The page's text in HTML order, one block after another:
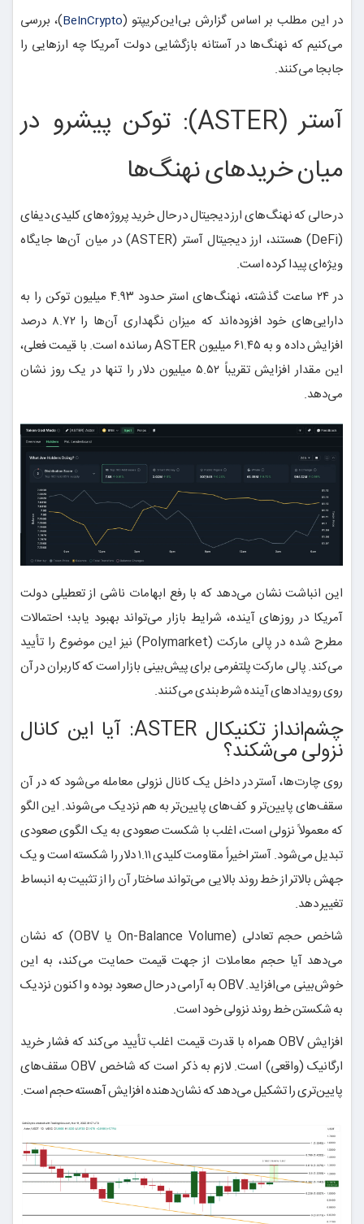
در این مطلب بر اساس گزارش بی‌این‌کریپتو (BeInCrypto)، بررسی
می‌کنیم که نهنگ‌ها در آستانه بازگشایی دولت آمریکا چه ارزهایی را
جابجا می‌کنند.
آستر (ASTER): توکن پیشرو در
میان خریدهای نهنگ‌ها
در حالی که نهنگ‌های ارز دیجیتال در حال خرید پروژه‌های کلیدی دیفای
(DeFi) هستند، ارز دیجیتال آستر (ASTER) در میان آن‌ها جایگاه
ویژه‌ای پیدا کرده است.
در ۲۴ ساعت گذشته، نهنگ‌های استر حدود ۴.۹۳ میلیون توکن را به
دارایی‌های خود افزوده‌اند که میزان نگهداری آن‌ها را ۸.۷۲ درصد
افزایش داده و به ۶۱.۴۵ میلیون ASTER رسانده است. با قیمت فعلی،
این مقدار افزایش تقریباً ۵.۵۲ میلیون دلار را تنها در یک روز نشان
می‌دهد.
این انباشت نشان می‌دهد که با رفع ابهامات ناشی از تعطیلی دولت
آمریکا در روزهای آینده، شرایط بازار می‌تواند بهبود یابد؛ احتمالات
مطرح شده در پالی مارکت (Polymarket) نیز این موضوع را تأیید
می‌کند. پالی مارکت پلتفرمی برای پیش‌بینی بازار است که کاربران در آن
روی رویدادهای آینده شرط‌بندی می‌کنند.
چشم‌انداز تکنیکال ASTER: آیا این کانال
نزولی می‌شکند؟
روی چارت‌ها، آستر در داخل یک کانال نزولی معامله می‌شود که در آن
سقف‌های پایین‌تر و کف‌های پایین‌تر به هم نزدیک می‌شوند. این الگو
که معمولاً نزولی است، اغلب با شکست صعودی به یک الگوی صعودی
تبدیل می‌شود. آستر اخیراً مقاومت کلیدی ۱.۱۱ دلار را شکسته است و یک
جهش بالاتر از خط روند بالایی می‌تواند ساختار آن را از تثبیت به انبساط
تغییر دهد.
شاخص حجم تعادلی (On-Balance Volume یا OBV) که نشان
می‌دهد آیا حجم معاملات از جهت قیمت حمایت می‌کند، به این
خوش‌بینی می‌افزاید. OBV به آرامی در حال صعود بوده و اکنون نزدیک
به شکستن خط روند نزولی خود است.
افزایش OBV همراه با قدرت قیمت اغلب تأیید می‌کند که فشار خرید
ارگانیک (واقعی) است. لازم به ذکر است که شاخص OBV سقف‌های
پایین‌تری را تشکیل می‌دهد که نشان‌دهنده افزایش آهسته حجم است.